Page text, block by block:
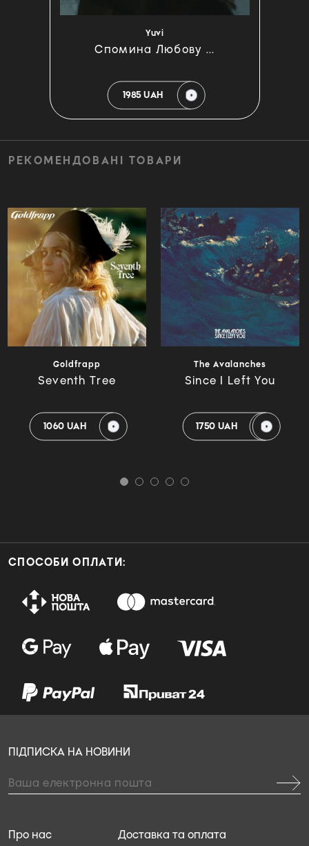
Yuvi
С​п​о​м​и​н​а Л​ю​б​о​в​у ...
1985 UAH
РЕКОМЕНДОВАНІ ТОВАРИ
Goldfrapp
Seventh Tree
1060 UAH
The Avalanches
Since I Left You
1750 UAH
СПОСОБИ ОПЛАТИ:
Доставка та оплата
Про нас
ПІДПИСКА НА НОВИНИ